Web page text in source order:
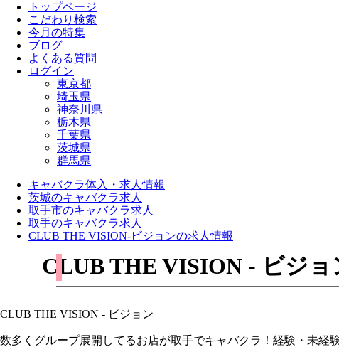
トップページ
こだわり検索
今月の特集
ブログ
よくある質問
ログイン
東京都
埼玉県
神奈川県
栃木県
千葉県
茨城県
群馬県
キャバクラ体入・求人情報
茨城のキャバクラ求人
取手市のキャバクラ求人
取手のキャバクラ求人
CLUB THE VISION-ビジョンの求人情報
CLUB THE VISION - ビジ
CLUB THE VISION - ビジョン
数多くグループ展開してるお店が取手でキャバクラ！経験・未経